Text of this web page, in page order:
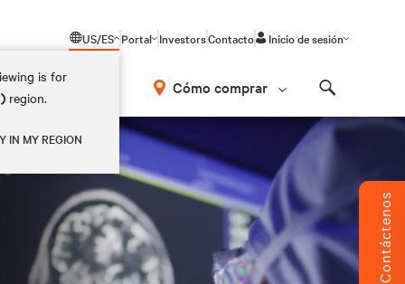
US/ES
is for
region.
IN MY REGION
Portal InvestorsContacto Inicio de sesión
Cómo comprar
Contáctenos